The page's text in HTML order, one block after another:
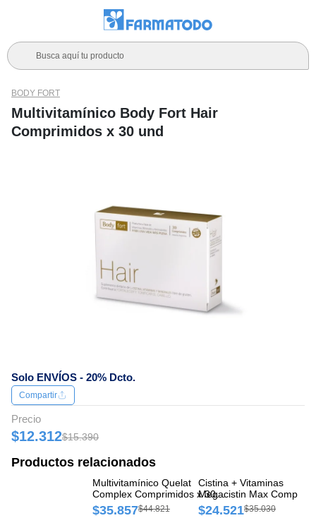
Busca aquí tu producto
Solo ENVÍOS - 20% Dcto.
BODY FORT
Multivitamínico Body Fort Hair
Comprimidos x 30 und
Compartir
Precio
$12.312$15.390
Productos relacionados
Multivitamínico Quelat
Complex Comprimidos x 30
und
$35.857$44.821
Cistina + Vitaminas
Megacistin Max
x 30 und
$24.521$35.030